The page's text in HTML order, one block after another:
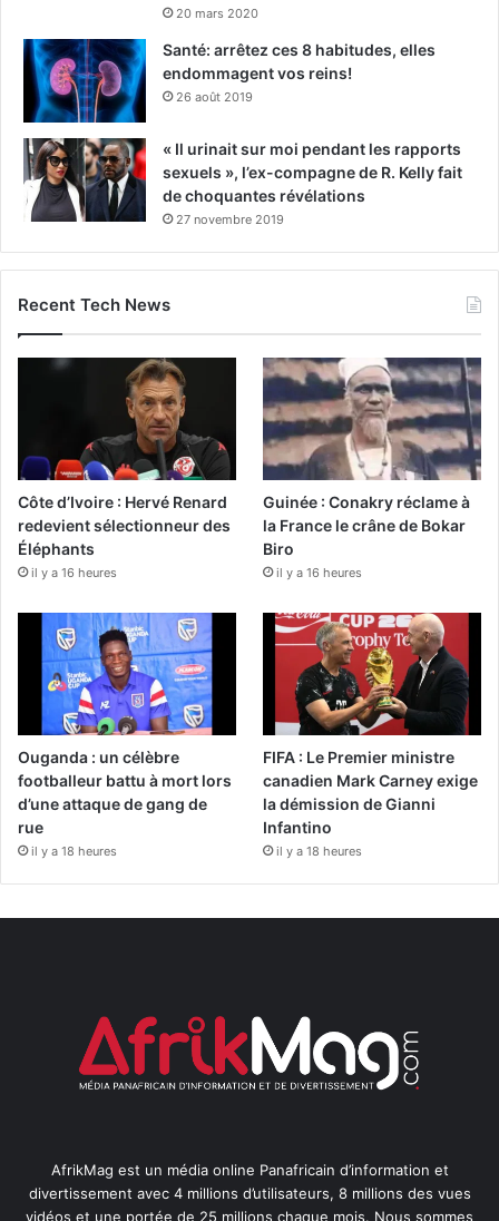
20 mars 2020
Santé: arrêtez ces 8 habitudes, elles
endommagent vos reins!
26 août 2019
« Il urinait sur moi pendant les rapports
sexuels », l’ex-compagne de R. Kelly fait
de choquantes révélations
27 novembre 2019
Recent Tech News
Côte d’Ivoire : Hervé Renard
redevient sélectionneur des
Éléphants
il y a 16 heures
Guinée : Conakry réclame à
la France le crâne de Bokar
Biro
il y a 16 heures
Ouganda : un célèbre
footballeur battu à mort lors
d’une attaque de gang de
rue
il y a 18 heures
FIFA : Le Premier ministre
canadien Mark Carney exige
la démission de Gianni
Infantino
il y a 18 heures
AfrikMag est un média online Panafricain d’information et
divertissement avec 4 millions d’utilisateurs, 8 millions des vues
vidéos et une portée de 25 millions chaque mois. Nous sommes